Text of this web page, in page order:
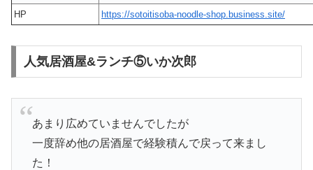
HP
https://sotoitisoba-noodle-shop.business.site/
人気居酒屋&ランチ⑤いか次郎
あまり広めていませんでしたが
一度辞め他の居酒屋で経験積んで戻って来まし
た！